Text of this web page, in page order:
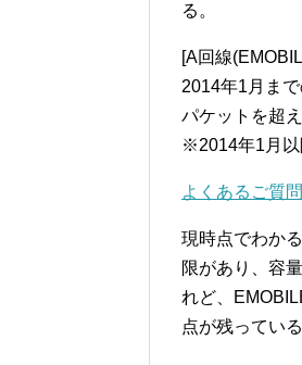
る。
[A回線
2014年1月ま
パケットを超
※2014年1月以
よくあるご質
現時点でわか
限があり、容
れど、
点が残ってい